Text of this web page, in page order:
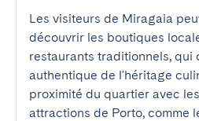
Les visiteurs de Miragaia
découvrir les boutiques
restaurants traditionnels, qui
authentique de l'héritage
proximité du quartier avec
attractions de Porto, comme